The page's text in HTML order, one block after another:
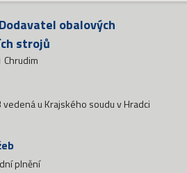
obalových
strojů
vedená u Krajského soudu v Hradci
plnění